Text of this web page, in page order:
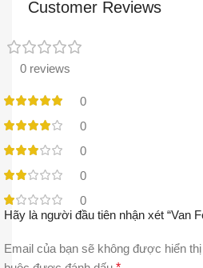
Customer Reviews
0 reviews
0
0
0
0
0
Hãy là người đầu tiên nhận xét “Van
Email của bạn sẽ không được hiển